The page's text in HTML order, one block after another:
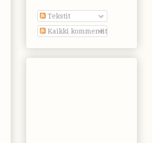
Tekstit
Kaikki kommentit